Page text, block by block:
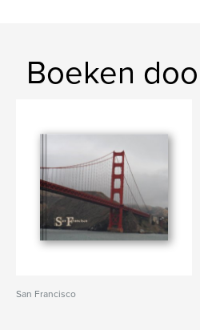
Boeken
San Francisco